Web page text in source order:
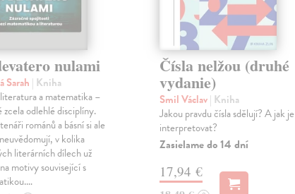
nulami
Sarah | Kniha
a matematika –
zcela odlehlé disciplíny.
románů a básní si ale
v kolika
literárních dílech už
motivy související s
Čísla nelžou (druhé
vydanie)
Smil Václav| Kniha
Jakou pravdu čísla sdělují? A jak je
interpretovat?
Zasielame do 14 dní
17,94 €